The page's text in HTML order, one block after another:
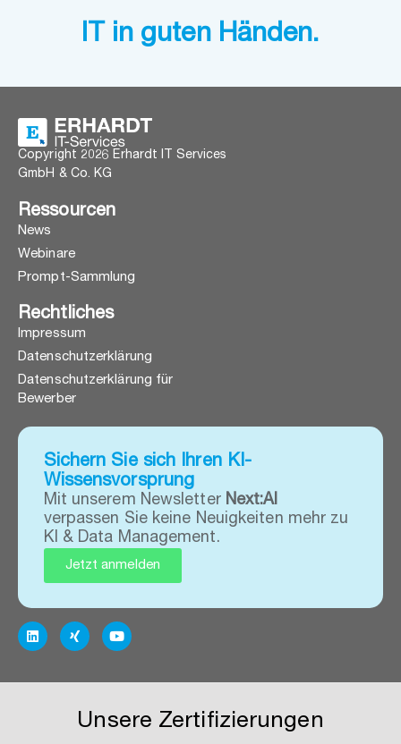
IT in guten Händen.
Copyright 2026 Erhardt IT Services
GmbH & Co. KG
Ressourcen
News
Webinare
Prompt-Sammlung
Rechtliches
Impressum
Datenschutzerklärung
Datenschutzerklärung für
Bewerber
Sichern Sie sich Ihren KI-
Wissensvorsprung
Mit unserem Newsletter Next:AI
verpassen Sie keine Neuigkeiten mehr zu
KI & Data Management.
Jetzt anmelden
Unsere Zertifizierungen